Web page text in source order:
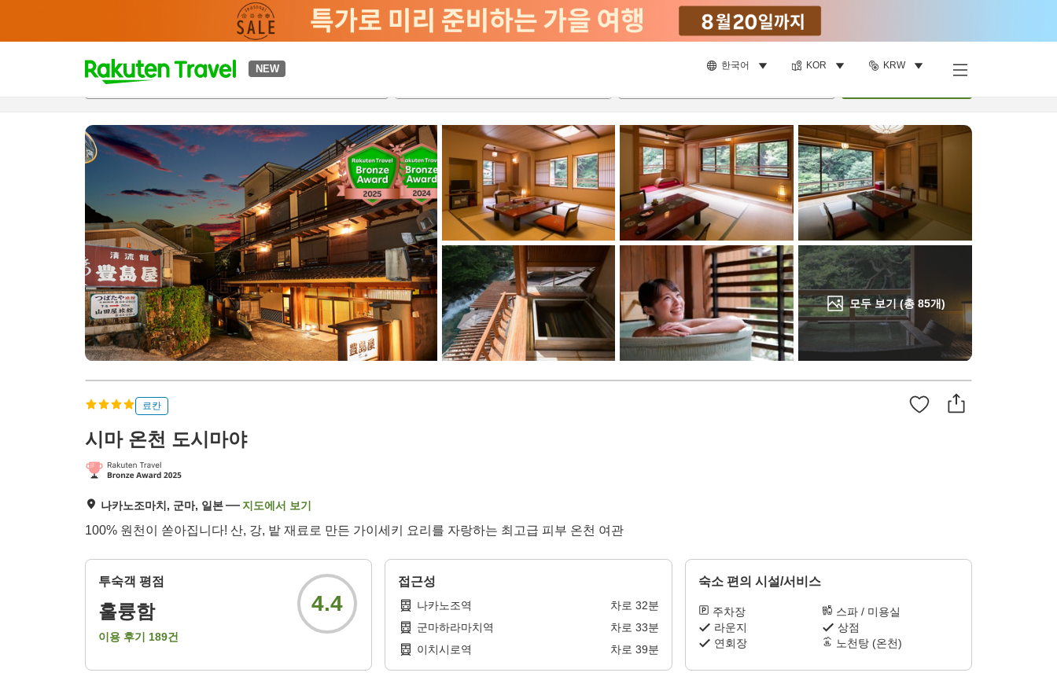
NEW 한국어 KOR KRW
t
p
a
g
e
e
a
r
c
h
모두 보기 (총 85개)
개요객실 & 숙박 상품이용 후기 하이라이트
료칸
시마 온천 도시마야
나카노조마치, 군마, 일본 지도에서 보기
100% 원천이 쏟아집니다! 산, 강, 밭 재료로 만든 가이세키 요리를 자랑하는 최고급 피부 온천 여관
투숙객 평점
훌륭함
이용 후기 189건
4.4
접근성
나카노조역 차로 32분
군마하라마치역
차로 33분
이치시로역
차로 39분
숙소 편의 시설/서비스
주차장
스파 / 미용실
라운지
상점
연회장
노천탕 (온천)